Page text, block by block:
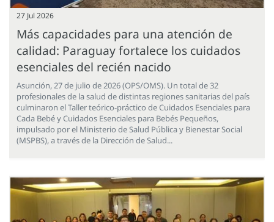
27 Jul 2026
Más capacidades para una atención de
calidad: Paraguay fortalece los cuidados
esenciales del recién nacido
Asunción, 27 de julio de 2026 (OPS/OMS). Un total de 32
profesionales de la salud de distintas regiones sanitarias del país
culminaron el Taller teórico-práctico de Cuidados Esenciales para
Cada Bebé y Cuidados Esenciales para Bebés Pequeños,
impulsado por el Ministerio de Salud Pública y Bienestar Social
(MSPBS), a través de la Dirección de Salud...